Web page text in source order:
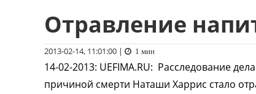
содержимому
Отравление
2013-02-14, 11:01:00 | 1 мин
14-02-2013: UEFIMA.RU: Расследование
причиной смерти Наташи Харрис стало